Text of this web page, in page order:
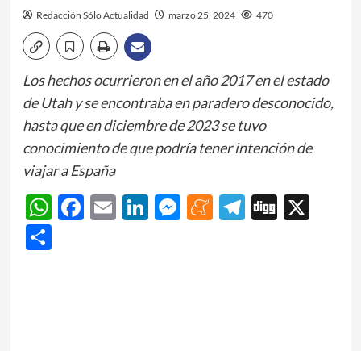
Redacción Sólo Actualidad marzo 25, 2024 470
Los hechos ocurrieron en el año 2017 en el estado
de Utah y se encontraba en paradero desconocido,
hasta que en diciembre de 2023 se tuvo
conocimiento de que podría tener intención de
viajar a España
WhatsApp
Facebook
EmailLinkedIn
Messenger
Meneame
Telegram
Digg
X
Share